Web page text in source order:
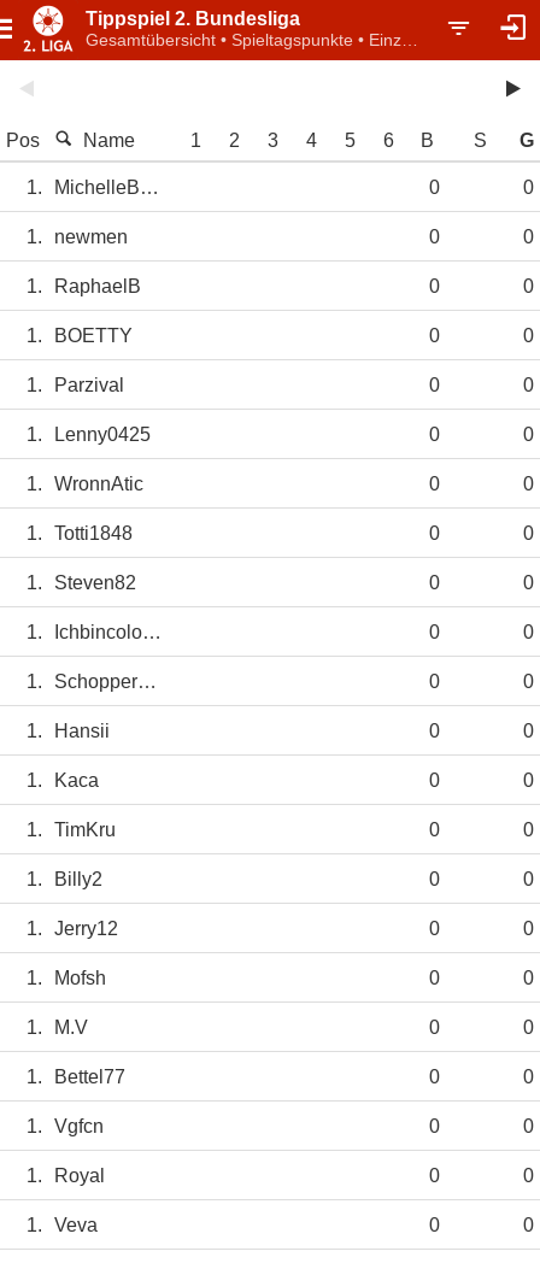
Tippspiel 2. Bundesliga
Pos Name 1 2 3 4 5 6 B S G
1. MichelleBraune 0 0
1. newmen 0 0
1. RaphaelB 0 0
1. BOETTY 0 0
1. Parzival 0 0
1. Lenny0425 0 0
1. WronnAtic 0 0
1. Totti1848 0 0
1. Steven82 0 0
1. Ichbincologne 0 0
1. Schoppermanni 0 0
1. Hansii 0 0
1. Kaca 0 0
1. TimKru 0 0
1. Billy2 0 0
1. Jerry12 0 0
1. Mofsh 0 0
1. M.V 0 0
1. Bettel77 0 0
1. Vgfcn 0 0
1. Royal 0 0
1. Veva 0 0